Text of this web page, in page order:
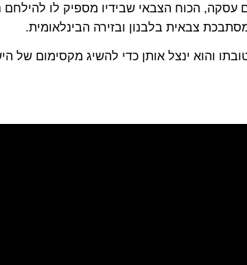
עסקה, הכוח הצבאי שבידיו מספיק לו
צבאית בלבנון ובזירה הבינלאומית.
והוא ינצל אותן כדי להשיג מקסימום של